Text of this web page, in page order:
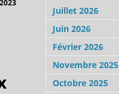
2023
Juillet 2026
Juin 2026
Février 2026
Novembre 2025
Octobre 2025